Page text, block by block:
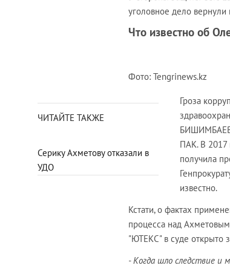
уголовное дело вернули
Что известно об
Фото: Tengrinews.kz
ЧИТАЙТЕ ТАКЖЕ
Серику Ахметову отказали в
УДО
Гроза
ПАК. В 2017
получила
известно.
Кстати, о фактах
процесса над
"ЮТЕКС" в суде открыто
- Когда шло следствие и